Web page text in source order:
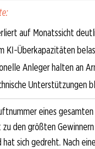
auf Monatssicht
KI-Überkapazitäten
Anleger halten an
Unterstützungen
eines
den größten
sich gedreht. Nach